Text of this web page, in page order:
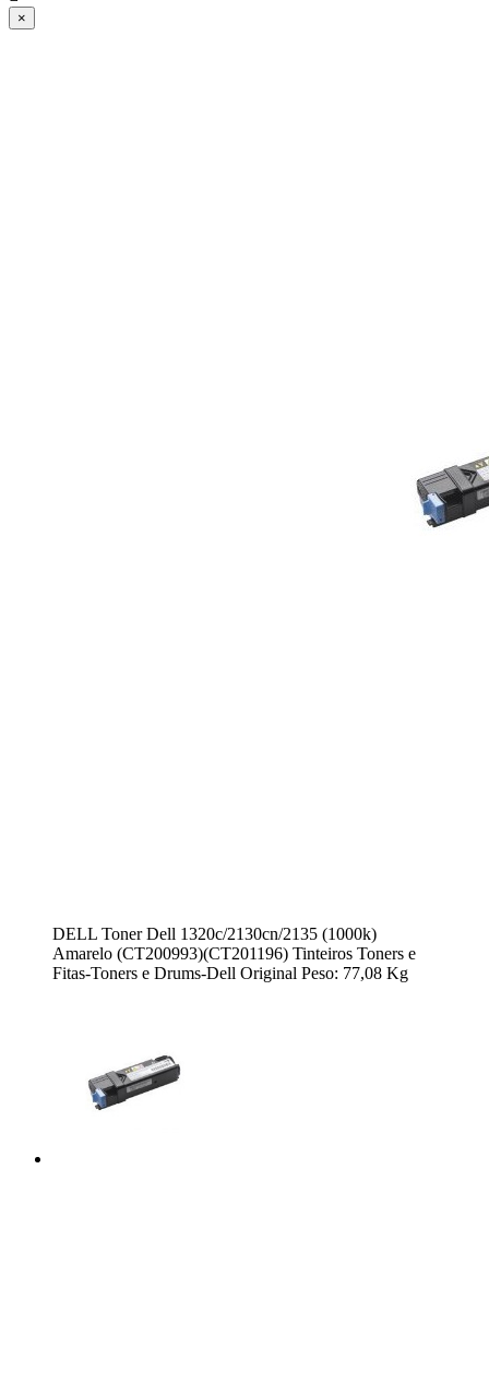
×
DELL Toner Dell 1320c/2130cn/2135 (1000k)
Amarelo (CT200993)(CT201196) Tinteiros Toners e
Fitas-Toners e Drums-Dell Original Peso: 77,08 Kg